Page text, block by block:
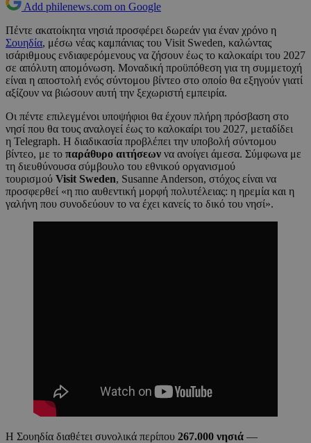
Add philenews.com on Google
Πέντε ακατοίκητα νησιά προσφέρει δωρεάν για έναν χρόνο η
Σουηδία, μέσω νέας καμπάνιας του Visit Sweden, καλώντας
ισάριθμους ενδιαφερόμενους να ζήσουν έως το καλοκαίρι του 2027
σε απόλυτη απομόνωση. Μοναδική προϋπόθεση για τη συμμετοχή
είναι η αποστολή ενός σύντομου βίντεο στο οποίο θα εξηγούν γιατί
αξίζουν να βιώσουν αυτή την ξεχωριστή εμπειρία.
Οι πέντε επιλεγμένοι υποψήφιοι θα έχουν πλήρη πρόσβαση στο
νησί που θα τους αναλογεί έως το καλοκαίρι του 2027, μεταδίδει
η Telegraph. Η διαδικασία προβλέπει την υποβολή σύντομου
βίντεο, με το παράθυρο αιτήσεων να ανοίγει άμεσα. Σύμφωνα με
τη διευθύνουσα σύμβουλο του εθνικού οργανισμού
τουρισμού Visit Sweden, Susanne Anderson, στόχος είναι να
προσφερθεί «η πιο αυθεντική μορφή πολυτέλειας: η ηρεμία και η
γαλήνη που συνοδεύουν το να έχει κανείς το δικό του νησί».
Η Σουηδία διαθέτει συνολικά περίπου 267.000 νησιά —